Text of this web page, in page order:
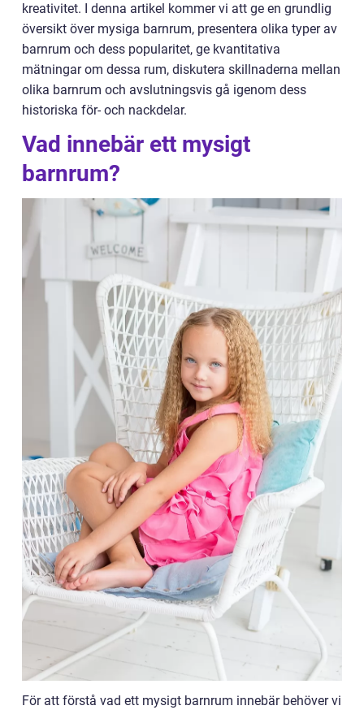
kreativitet. I denna artikel kommer vi att ge en grundlig
översikt över mysiga barnrum, presentera olika typer av
barnrum och dess popularitet, ge kvantitativa
mätningar om dessa rum, diskutera skillnaderna mellan
olika barnrum och avslutningsvis gå igenom dess
historiska för- och nackdelar.
Vad innebär ett mysigt
barnrum?
För att förstå vad ett mysigt barnrum innebär behöver vi